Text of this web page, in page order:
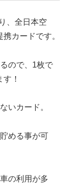
、全日本空
カードです。
ので、1枚で
！
いカード。
める事が可
の利用が多